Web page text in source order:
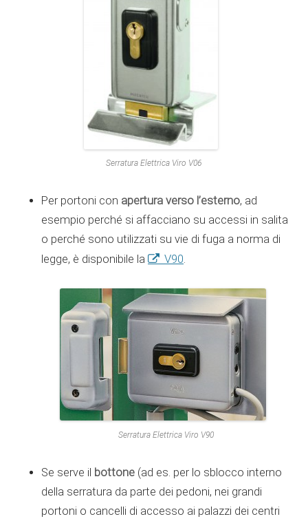
Serratura Elettrica Viro V06
Per portoni con apertura verso l’esterno, ad
esempio perché si affacciano su accessi in salita
o perché sono utilizzati su vie di fuga a norma di
legge, è disponibile la
V90.
Serratura Elettrica Viro V90
Se serve il bottone (ad es. per lo sblocco interno
della serratura da parte dei pedoni, nei grandi
portoni o cancelli di accesso ai palazzi dei centri